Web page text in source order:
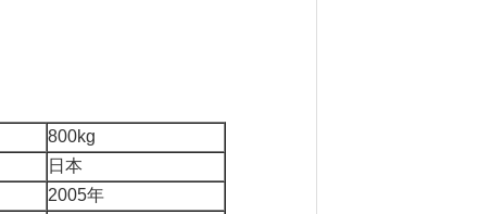
800kg
日本
2005年